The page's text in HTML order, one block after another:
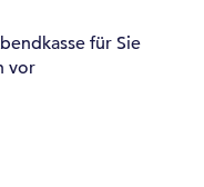
für Sie
vor